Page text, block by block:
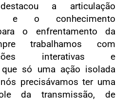
a articulação
e o conhecimento
o enfrentamento da
trabalhamos com
interativas e
que só uma ação isolada
precisávamos ter uma
da transmissão, de